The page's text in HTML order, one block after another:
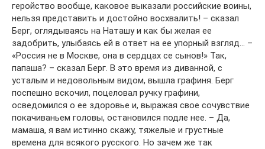
геройство вообще, каковое выказали российские воины,
нельзя представить и достойно восхвалить! – сказал
Берг, оглядываясь на Наташу и как бы желая ее
задобрить, улыбаясь ей в ответ на ее упорный взгляд… –
«Россия не в Москве, она в сердцах се сынов!» Так,
папаша? – сказал Берг. В это время из диванной, с
усталым и недовольным видом, вышла графиня. Берг
поспешно вскочил, поцеловал ручку графини,
осведомился о ее здоровье и, выражая свое сочувствие
покачиваньем головы, остановился подле нее. – Да,
мамаша, я вам истинно скажу, тяжелые и грустные
времена для всякого русского. Но зачем же так